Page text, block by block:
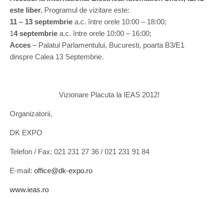
este liber. Programul de vizitare este:
11 – 13 septembrie a.c. între orele 10:00 – 18:00;
14 septembrie a.c. între orele 10:00 – 16:00;
Acces – Palatul Parlamentului, Bucuresti, poarta B3/E1
dinspre Calea 13 Septembrie.
Vizionare Placuta la IEAS 2012!
Organizatorii,
DK EXPO
Telefon / Fax: 021 231 27 36 / 021 231 91 84
E-mail: office@dk-expo.ro
www.ieas.ro